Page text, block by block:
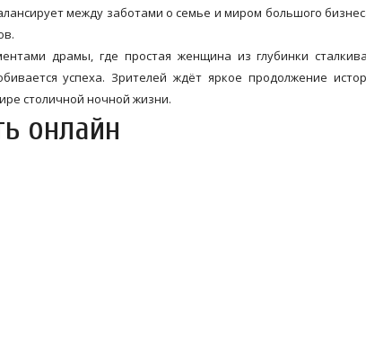
между заботами о семье и миром большого
драмы, где простая женщина из глубинки
успеха. Зрителей ждёт яркое продолжение
столичной ночной жизни.
онлайн